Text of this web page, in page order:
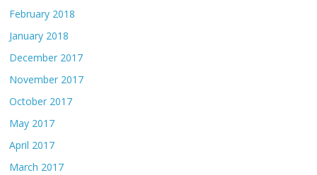
February 2018
January 2018
December 2017
November 2017
October 2017
May 2017
April 2017
March 2017